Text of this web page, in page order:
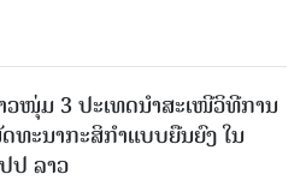
ວໜຸ່ມ 3 ປະເທດນຳສະເໜີວິທີການ
ທະນາກະສິກຳແບບຍືນຍົງ ໃນ
ປ ລາວ